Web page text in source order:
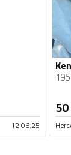
12.06.25
195
50